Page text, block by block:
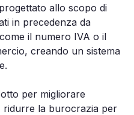
allo scopo di
in precedenza da
il numero IVA o il
creando un sistema
per migliorare
ridurre la burocrazia per